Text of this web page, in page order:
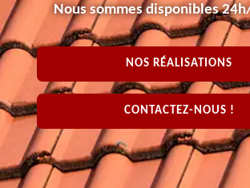
Nous sommes disponibles
NOS RÉALISATIONS
CONTACTEZ-NOUS !